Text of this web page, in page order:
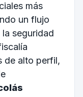
más
un flujo
seguridad
de alto perfil,